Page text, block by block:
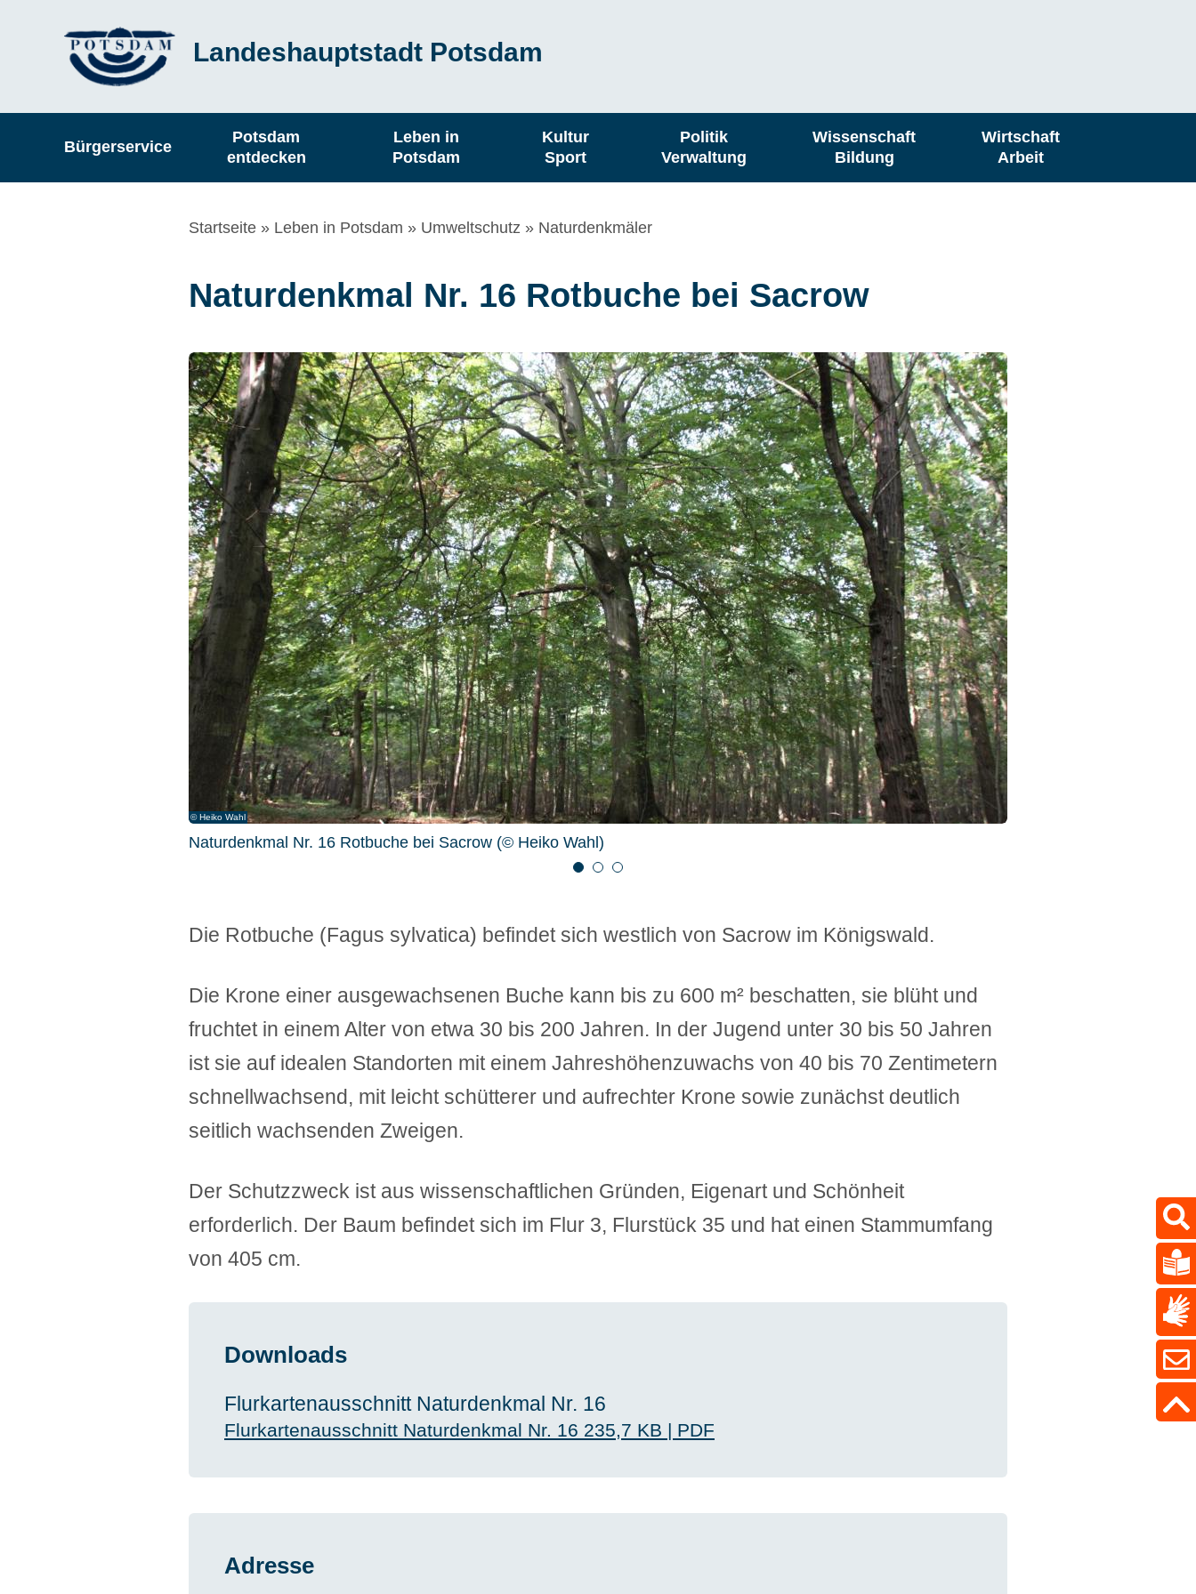
Landeshauptstadt Potsdam
Bürgerservice
Potsdam
entdecken
Leben in
Potsdam
Kultur
Sport
Politik
Verwaltung
Wissenschaft
Bildung
Wirtschaft
Arbeit
Pfadnavigation
Startseite Leben in Potsdam Umweltschutz Naturdenkmäler
Naturdenkmal Nr. 16 Rotbuche bei Sacrow
© Heiko Wahl
Naturdenkmal Nr. 16 Rotbuche bei Sacrow (© Heiko Wahl)
© Heiko Wahl
Naturdenkmal Nr. 16 Rotbuche bei Sacrow (© Heiko Wahl)
© Heiko Wahl
Naturdenkmal Nr. 16 Rotbuche bei Sacrow (© Heiko Wahl)
1 2
Die Rotbuche (Fagus sylvatica) befindet sich westlich von Sacrow im Königswald.
Die Krone einer ausgewachsenen Buche kann bis zu 600 m² beschatten, sie blüht und
fruchtet in einem Alter von etwa 30 bis 200 Jahren. In der Jugend unter 30 bis 50 Jahren
ist sie auf idealen Standorten mit einem Jahreshöhenzuwachs von 40 bis 70 Zentimetern
schnellwachsend, mit leicht schütterer und aufrechter Krone sowie zunächst deutlich
seitlich wachsenden Zweigen.
Der Schutzzweck ist aus wissenschaftlichen Gründen, Eigenart und Schönheit
erforderlich. Der Baum befindet sich im Flur 3, Flurstück 35 und hat einen Stammumfang
von 405 cm.
Downloads
Flurkartenausschnitt Naturdenkmal Nr. 16
Flurkartenausschnitt Naturdenkmal Nr. 16 235,7 KB | PDF
Adresse